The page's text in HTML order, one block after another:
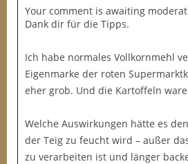
Your comment is awaiting
Dank dir für die Tipps.
Ich habe normales Vollkornmehl
Eigenmarke der roten
eher grob. Und die Kartoffeln
Welche Auswirkungen hätte es
der Teig zu feucht wird – außer
zu verarbeiten ist und länger